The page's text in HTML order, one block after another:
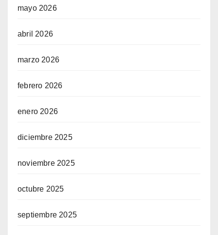
mayo 2026
abril 2026
marzo 2026
febrero 2026
enero 2026
diciembre 2025
noviembre 2025
octubre 2025
septiembre 2025